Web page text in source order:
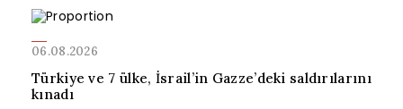
06.08.2026
Türkiye ve 7 ülke, İsrail’in Gazze’deki saldırılarını
kınadı